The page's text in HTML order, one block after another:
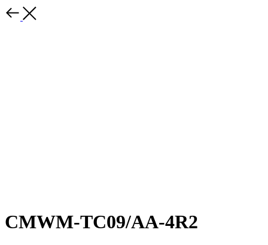
CMWM-TC09/AA-4R2